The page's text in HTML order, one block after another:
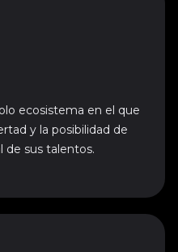
ecosistema en el que
y la posibilidad de
de sus talentos.